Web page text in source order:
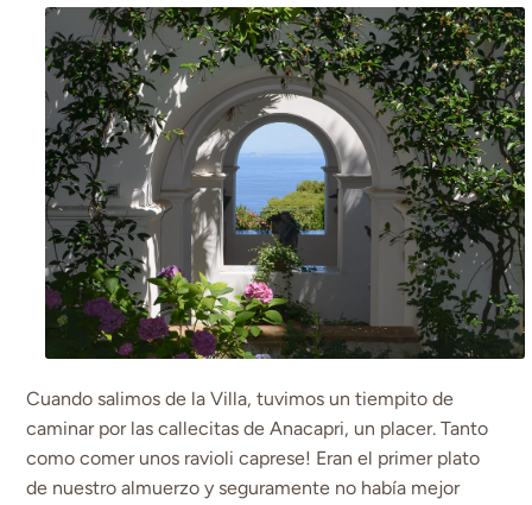
Cuando salimos de la Villa, tuvimos un tiempito de
caminar por las callecitas de Anacapri, un placer. Tanto
como comer unos ravioli caprese! Eran el primer plato
de nuestro almuerzo y seguramente no había mejor